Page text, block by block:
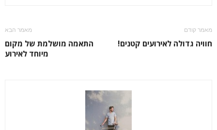
מאמר קודם
חוויה גדולה לאירועים קטנים!
מאמר הבא
התאמה מושלמת של מקום
מיוחד לאירוע